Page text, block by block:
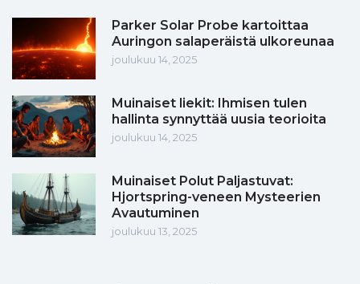
Parker Solar Probe kartoittaa
Auringon salaperäistä ulkoreunaa
joulukuu 14, 2025
Muinaiset liekit: Ihmisen tulen
hallinta synnyttää uusia teorioita
joulukuu 14, 2025
Muinaiset Polut Paljastuvat:
Hjortspring-veneen Mysteerien
Avautuminen
joulukuu 13, 2025